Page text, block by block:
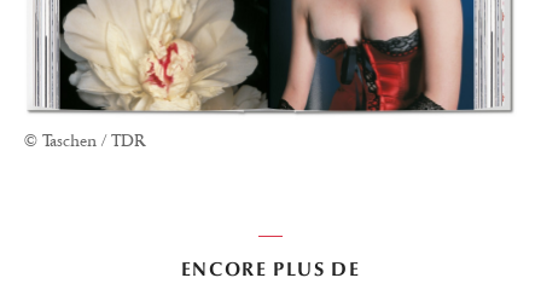
© Taschen / TDR
ENCORE PLUS DE